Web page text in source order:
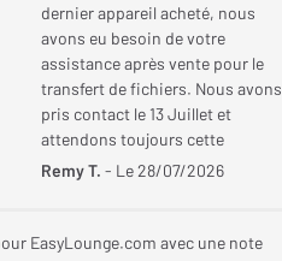
de 18 cm avec une membrane
fibres synthétiques tressées.
à la fois rigidité et légèreté,
et une restitution neutre du
tweeter à dôme carbone de 25
sonore douce et précise
28 kHz
150 Watts
Ronde
dernier appareil acheté, nous
avons eu besoin de votre
assistance après vente pour le
transfert de fichiers. Nous avons
pris contact le 13 Juillet et
attendons toujours cette
aide!!!!. Cordialement
Remy T. - Le 28/07/2026
EasyLounge.com avec une note